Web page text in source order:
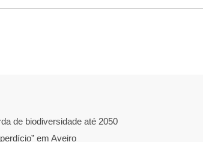
de biodiversidade até 2050
em Aveiro